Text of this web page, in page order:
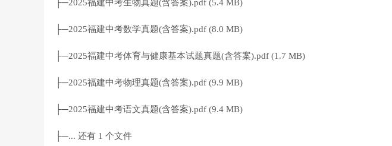
├─2025福建中考生物真题(含答案).pdf (5.4 MB)
├─2025福建中考数学真题(含答案).pdf (8.0 MB)
├─2025福建中考体育与健康基本试题真题(含答案).pdf (1.7 MB)
├─2025福建中考物理真题(含答案).pdf (9.9 MB)
├─2025福建中考语文真题(含答案).pdf (9.4 MB)
├─... 还有 1 个文件